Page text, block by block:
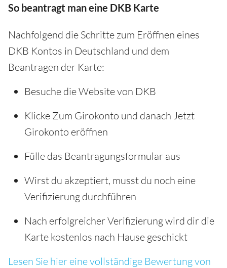
So beantragt man eine DKB Karte
Nachfolgend die Schritte zum Eröffnen eines
DKB Kontos in Deutschland und dem
Beantragen der Karte:
Besuche die Website von DKB
Klicke Zum Girokonto und danach Jetzt
Girokonto eröffnen
Fülle das Beantragungsformular aus
Wirst du akzeptiert, musst du noch eine
Verifizierung durchführen
Nach erfolgreicher Verifizierung wird dir die
Karte kostenlos nach Hause geschickt
Lesen Sie hier eine vollständige Bewertung von